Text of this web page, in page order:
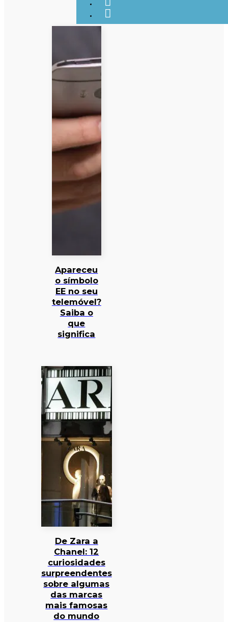
Apareceu
o símbolo
EE no seu
telemóvel?
Saiba o
que
significa
De Zara a
Chanel: 12
curiosidades
surpreendentes
sobre algumas
das marcas
mais famosas
do mundo